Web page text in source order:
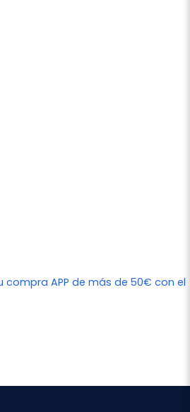
compra APP de más de 50€ con el